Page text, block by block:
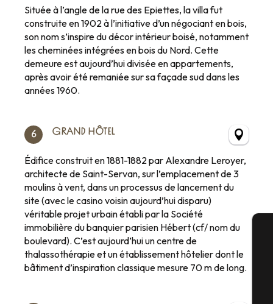
Située à l’angle de la rue des Epiettes, la villa fut
construite en 1902 à l’initiative d’un négociant en bois,
son nom s’inspire du décor intérieur boisé, notamment
les cheminées intégrées en bois du Nord. Cette
demeure est aujourd’hui divisée en appartements,
après avoir été remaniée sur sa façade sud dans les
années 1960.
6 GRAND HÔTEL
Édifice construit en 1881-1882 par Alexandre Leroyer,
architecte de Saint-Servan, sur l’emplacement de 3
moulins à vent, dans un processus de lancement du
site (avec le casino voisin aujourd’hui disparu)
véritable projet urbain établi par la Société
immobilière du banquier parisien Hébert (cf/ nom du
boulevard). C’est aujourd’hui un centre de
thalassothérapie et un établissement hôtelier dont le
bâtiment d’inspiration classique mesure 70 m de long.